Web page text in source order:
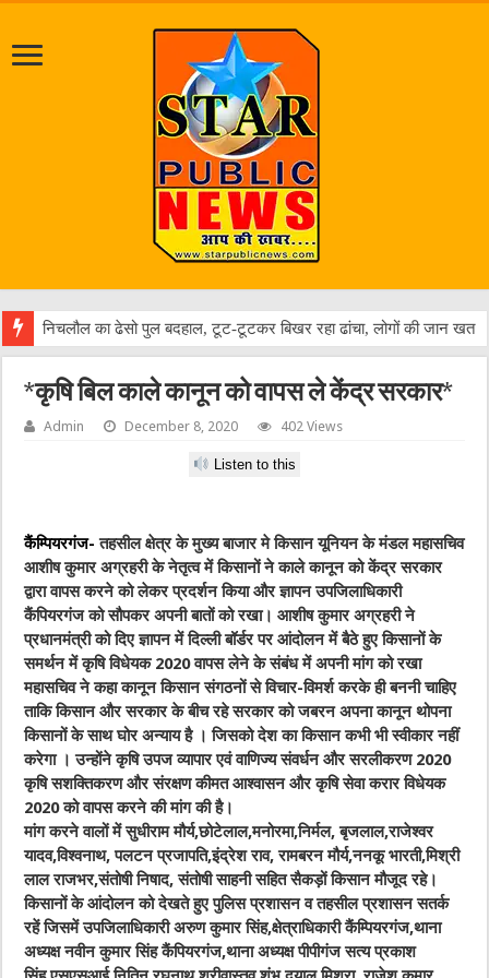
जलभरा
*कृषि बिल काले कानून को वापस ले केंद्र सरकार*
Admin December 8, 2020 402 Views
Listen to this
कैंम्पियरगंज- तहसील क्षेत्र के मुख्य बाजार मे किसान यूनियन के मंडल महासचिव
आशीष कुमार अग्रहरी के नेतृत्व में किसानों ने काले कानून को केंद्र सरकार
द्वारा वापस करने को लेकर प्रदर्शन किया और ज्ञापन उपजिलाधिकारी
कैंपियरगंज को सौपकर अपनी बातों को रखा। आशीष कुमार अग्रहरी ने
प्रधानमंत्री को दिए ज्ञापन में दिल्ली बॉर्डर पर आंदोलन में बैठे हुए किसानों के
समर्थन में कृषि विधेयक 2020 वापस लेने के संबंध में अपनी मांग को रखा
महासचिव ने कहा कानून किसान संगठनों से विचार-विमर्श करके ही बननी चाहिए
ताकि किसान और सरकार के बीच रहे सरकार को जबरन अपना कानून थोपना
किसानों के साथ घोर अन्याय है । जिसको देश का किसान कभी भी स्वीकार नहीं
करेगा । उन्होंने कृषि उपज व्यापार एवं वाणिज्य संवर्धन और सरलीकरण 2020
कृषि सशक्तिकरण और संरक्षण कीमत आश्वासन और कृषि सेवा करार विधेयक
2020 को वापस करने की मांग की है।
मांग करने वालों में सुधीराम मौर्य,छोटेलाल,मनोरमा,निर्मल, बृजलाल,राजेश्वर
यादव,विश्वनाथ, पलटन प्रजापति,इंद्रेश राव, रामबरन मौर्य,ननकू भारती,मिश्री
लाल राजभर,संतोषी निषाद, संतोषी साहनी सहित सैकड़ों किसान मौजूद रहे।
किसानों के आंदोलन को देखते हुए पुलिस प्रशासन व तहसील प्रशासन सतर्क
रहें जिसमें उपजिलाधिकारी अरुण कुमार सिंह,क्षेत्राधिकारी कैंम्पियरगंज,थाना
अध्यक्ष नवीन कुमार सिंह कैंपियरगंज,थाना अध्यक्ष पीपीगंज सत्य प्रकाश